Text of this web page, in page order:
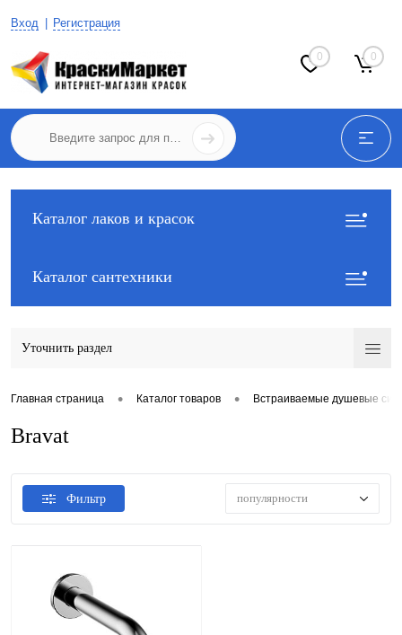
Вход Регистрация
0 0
Каталог лаков и красок
Каталог сантехники
Уточнить раздел
Главная страница • Каталог товаров • Встраиваемые душевые
Bravat
Фильтр популярности